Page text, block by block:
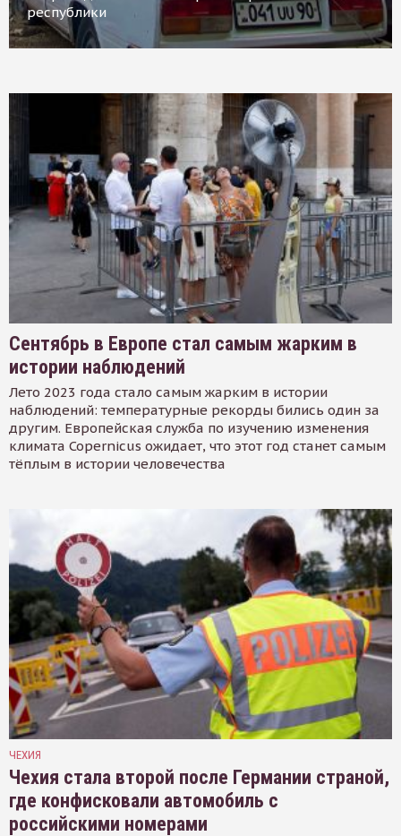
республики
Сентябрь в Европе стал самым жарким в
истории наблюдений
Лето 2023 года стало самым жарким в истории
наблюдений: температурные рекорды бились один за
другим. Европейская служба по изучению изменения
климата Copernicus ожидает, что этот год станет самым
тёплым в истории человечества
ЧЕХИЯ
Чехия стала второй после Германии страной,
где конфисковали автомобиль с
российскими номерами